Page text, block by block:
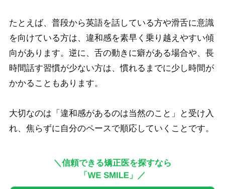
たとえば、普段から英語を話している方や滑舌に意識
を向けている方は、違和感を素早く乗り越えやすい傾
向があります。逆に、舌の動きに癖がある場合や、長
時間話す習慣が少ない方は、慣れるまでに少し時間が
かかることもあります。
大切なのは「違和感があるのは当然のこと」と受け入
れ、焦らずに自分のペースで順応していくことです。
＼信頼できる矯正医を探すなら
「WE SMILE」／